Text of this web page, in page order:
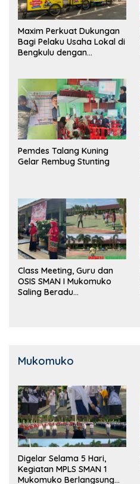
Maxim Perkuat Dukungan
Bagi Pelaku Usaha Lokal di
Bengkulu dengan
Pasar
Pemdes Talang Kuning
Gelar Rembug Stunting
Class Meeting, Guru dan
OSIS SMAN I Mukomuko
Saling Beradu
Mukomuko
Digelar Selama 5 Hari,
Kegiatan MPLS SMAN 1
Mukomuko Berlangsung